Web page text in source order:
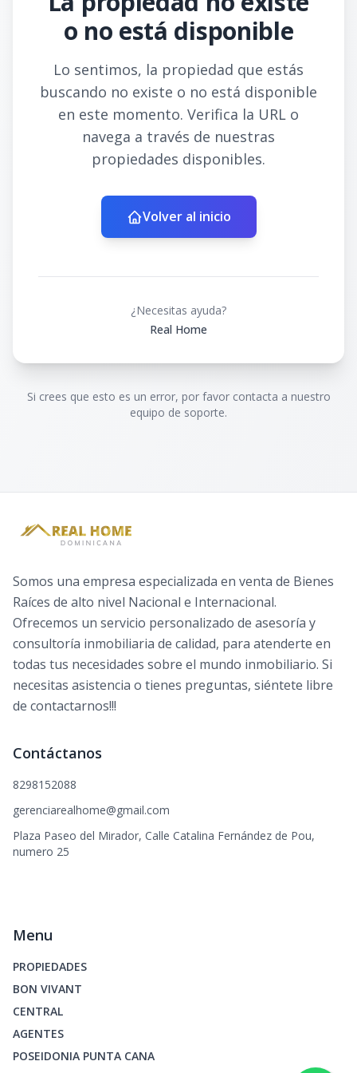
o no está disponible
Lo sentimos, la propiedad que estás
buscando no existe o no está disponible
en este momento. Verifica la URL o
navega a través de nuestras
propiedades disponibles.
Volver al inicio
¿Necesitas ayuda?
Real Home
Si crees que esto es un error, por favor contacta a nuestro
equipo de soporte.
Somos una empresa especializada en venta de Bienes
Raíces de alto nivel Nacional e Internacional.
Ofrecemos un servicio personalizado de asesoría y
consultoría inmobiliaria de calidad, para atenderte en
todas tus necesidades sobre el mundo inmobiliario. Si
necesitas asistencia o tienes preguntas, siéntete libre
de contactarnos!!!
Contáctanos
8298152088
gerenciarealhome@gmail.com
Plaza Paseo del Mirador, Calle Catalina Fernández de Pou,
numero 25
Menu
PROPIEDADES
BON VIVANT
CENTRAL
AGENTES
POSEIDONIA PUNTA CANA